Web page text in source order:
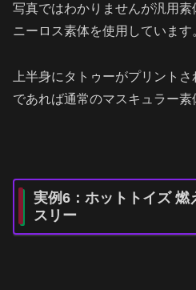
写真ではわかりませんが汎用
ニーロス素体を使用しています
上半身にタトゥーがプリント
であれば通常のマスキュラー素
実例6：ホットトイズ 燃
スリー